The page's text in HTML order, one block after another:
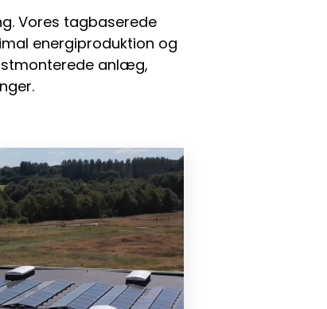
Vores tagbaserede
energiproduktion og
anlæg,